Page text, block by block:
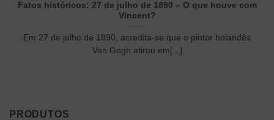
Fatos históricos: 27 de julho de 1890 – O que houve com
Vincent?
Em 27 de julho de 1890, acredita-se que o pintor holandês
Van Gogh atirou em[...]
PRODUTOS